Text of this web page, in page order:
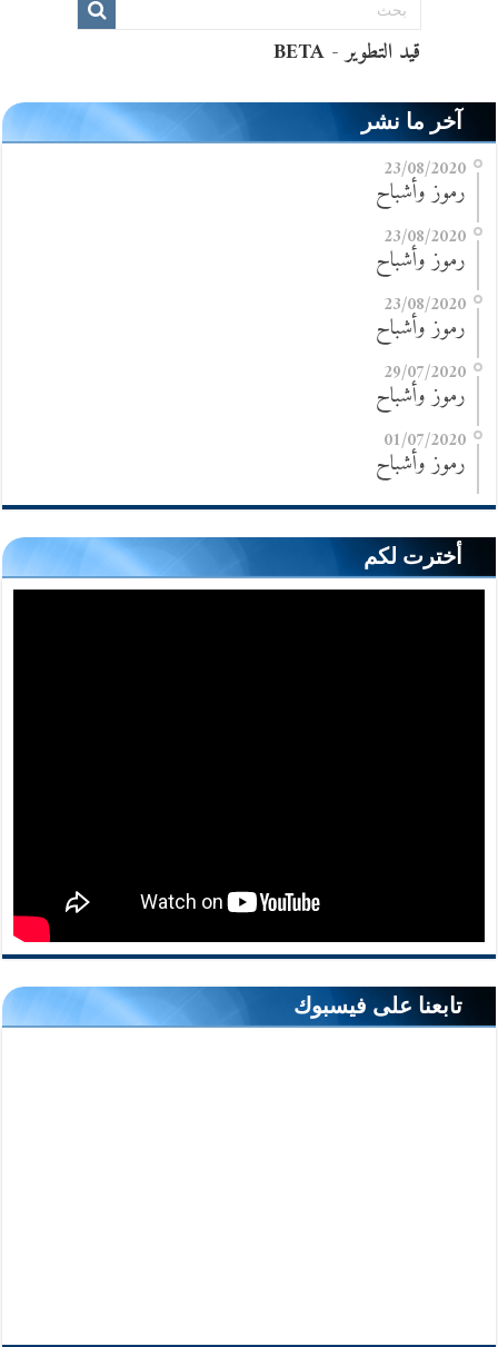
آخر ما نشر
23/08/2020
رموز وأشباح
23/08/2020
رموز وأشباح
23/08/2020
رموز وأشباح
29/07/2020
رموز وأشباح
01/07/2020
رموز وأشباح
أخترت لكم
تابعنا على فيسبوك